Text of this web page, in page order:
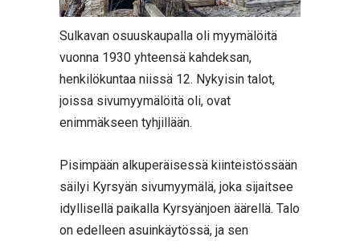
Sulkavan osuuskaupalla oli myymälöitä
vuonna 1930 yhteensä kahdeksan,
henkilökuntaa niissä 12. Nykyisin talot,
joissa sivumyymälöitä oli, ovat
enimmäkseen tyhjillään.
Pisimpään alkuperäisessä kiinteistössään
säilyi Kyrsyän sivumyymälä, joka sijaitsee
idyllisellä paikalla Kyrsyänjoen äärellä. Talo
on edelleen asuinkäytössä, ja sen